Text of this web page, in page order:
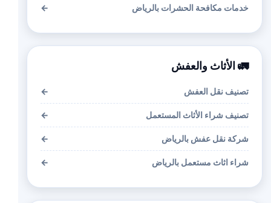
خدمات مكافحة الحشرات بالرياض ←
🚛 الأثاث والعفش
تصنيف نقل العفش ←
تصنيف شراء الأثاث المستعمل ←
شركة نقل عفش بالرياض ←
شراء اثاث مستعمل بالرياض ←